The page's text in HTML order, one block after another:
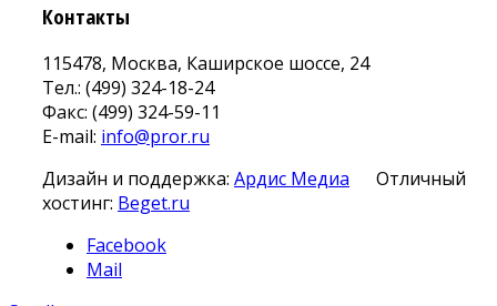
Контакты
115478, Москва, Каширское шоссе, 24
Тел.: (499) 324-18-24
Факс: (499) 324-59-11
E-mail: info@pror.ru
Дизайн и поддержка: Ардис Медиа
Отличный
хостинг: Beget.ru
Facebook
Mail